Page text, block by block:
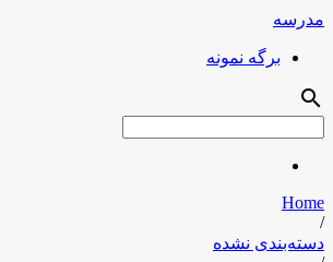
مدرسه
برگه نمونه
search
Home
/
دسته‌بندی نشده